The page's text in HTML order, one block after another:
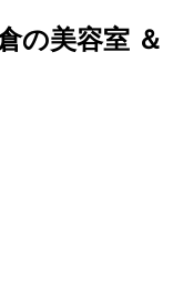
の美容室 ＆